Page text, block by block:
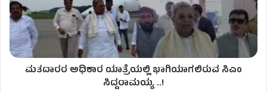
ಮತದಾರರ ಅಧಿಕಾರ ಯಾತ್ರೆಯಲ್ಲಿ ಭಾಗಿಯಾಗಲಿರುವ ಸಿಎಂ
ಸಿದ್ದರಾಮಯ್ಯ ..!